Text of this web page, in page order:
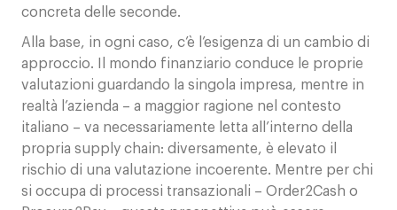
concreta delle seconde.
Alla base, in ogni caso, c’è l’esigenza di un cambio di
approccio. Il mondo finanziario conduce le proprie
valutazioni guardando la singola impresa, mentre in
realtà l’azienda – a maggior ragione nel contesto
italiano – va necessariamente letta all’interno della
propria supply chain: diversamente, è elevato il
rischio di una valutazione incoerente. Mentre per chi
si occupa di processi transazionali – Order2Cash o